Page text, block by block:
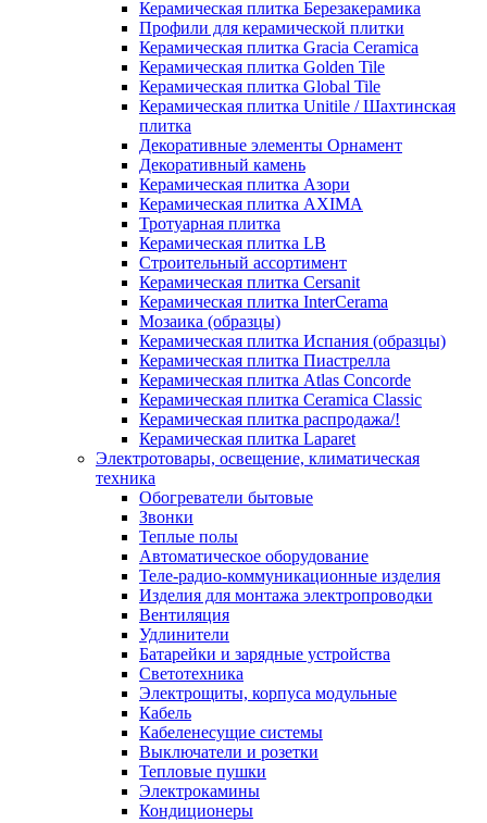
Керамическая плитка Березакерамика
Профили для керамической плитки
Керамическая плитка Gracia Ceramica
Керамическая плитка Golden Tile
Керамическая плитка Global Tile
Керамическая плитка Unitile / Шахтинская
плитка
Декоративные элементы Орнамент
Декоративный камень
Керамическая плитка Азори
Керамическая плитка AXIMA
Тротуарная плитка
Керамическая плитка LB
Строительный ассортимент
Керамическая плитка Cersanit
Керамическая плитка InterCerama
Мозаика (образцы)
Керамическая плитка Испания (образцы)
Керамическая плитка Пиастрелла
Керамическая плитка Atlas Concorde
Керамическая плитка Ceramica Classic
Керамическая плитка распродажа/!
Керамическая плитка Laparet
Электротовары, освещение, климатическая
техника
Обогреватели бытовые
Звонки
Теплые полы
Автоматическое оборудование
Теле-радио-коммуникационные изделия
Изделия для монтажа электропроводки
Вентиляция
Удлинители
Батарейки и зарядные устройства
Светотехника
Электрощиты, корпуса модульные
Кабель
Кабеленесущие системы
Выключатели и розетки
Тепловые пушки
Электрокамины
Кондиционеры